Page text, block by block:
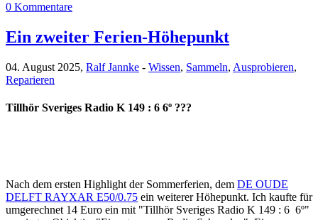
0 Kommentare
Ein zweiter Ferien-Höhepunkt
04. August 2025, Ralf Jannke - Wissen, Sammeln, Ausprobieren,
Reparieren
Tillhör Sveriges Radio K 149 : 6 6º ???
Nach dem ersten Highlight der Sommerferien, dem DE OUDE
DELFT RAYXAR E50/0.75 ein weiterer Höhepunkt. Ich kaufte für
umgerechnet 14 Euro ein mit "Tillhör Sveriges Radio K 149 : 6 6º"